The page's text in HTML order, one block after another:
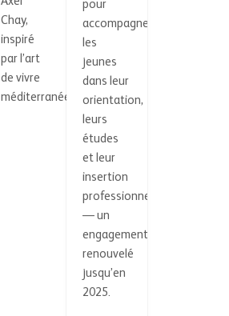
Chay,
inspiré
par l’art
de vivre
méditerranéen.
pour
accompagner
les
jeunes
dans leur
orientation,
leurs
études
et leur
insertion
professionnelle
— un
engagement
renouvelé
jusqu’en
2025.